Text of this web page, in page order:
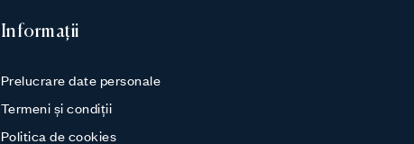
Informații
Prelucrare date personale
Termeni și condiții
Politica de cookies